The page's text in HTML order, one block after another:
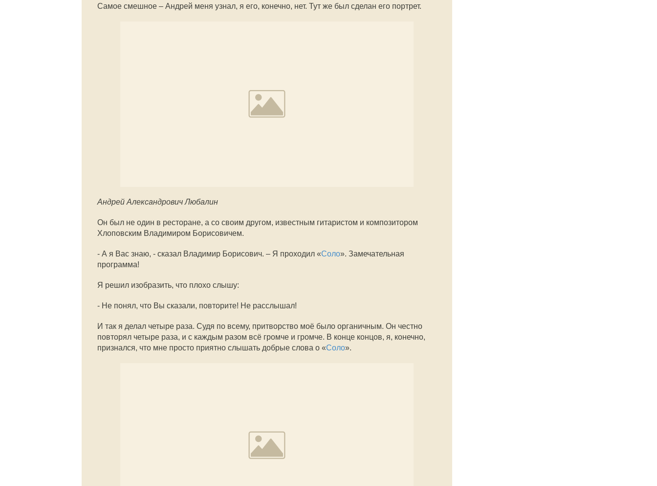
Самое смешное – Андрей меня узнал, я его, конечно, нет. Тут же был сделан его портрет.
Андрей Александрович Любалин
Он был не один в ресторане, а со своим другом, известным гитаристом и композитором
Хлоповским Владимиром Борисовичем.
- А я Вас знаю, - сказал Владимир Борисович. – Я проходил «Соло». Замечательная
программа!
Я решил изобразить, что плохо слышу:
- Не понял, что Вы сказали, повторите! Не расслышал!
И так я делал четыре раза. Судя по всему, притворство моё было органичным. Он честно
повторял четыре раза, и с каждым разом всё громче и громче. В конце концов, я, конечно,
признался, что мне просто приятно слышать добрые слова о «Соло».